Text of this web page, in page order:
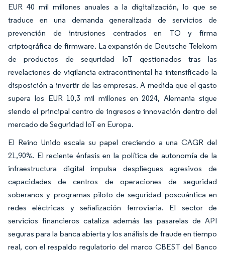
EUR 40 mil millones anuales a la digitalización, lo que se
traduce en una demanda generalizada de servicios de
prevención de intrusiones centrados en TO y firma
criptográfica de firmware. La expansión de Deutsche Telekom
de productos de seguridad IoT gestionados tras las
revelaciones de vigilancia extracontinental ha intensificado la
disposición a invertir de las empresas. A medida que el gasto
supera los EUR 10,3 mil millones en 2024, Alemania sigue
siendo el principal centro de ingresos e innovación dentro del
mercado de Seguridad IoT en Europa.
El Reino Unido escala su papel creciendo a una CAGR del
21,90%. El reciente énfasis en la política de autonomía de la
infraestructura digital impulsa despliegues agresivos de
capacidades de centros de operaciones de seguridad
soberanos y programas piloto de seguridad poscuántica en
redes eléctricas y señalización ferroviaria. El sector de
servicios financieros cataliza además las pasarelas de API
seguras para la banca abierta y los análisis de fraude en tiempo
real, con el respaldo regulatorio del marco CBEST del Banco